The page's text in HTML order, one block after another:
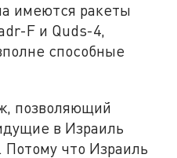
имеются ракеты
F и Quds-4,
способные
позволяющий
в Израиль
Потому что Израиль